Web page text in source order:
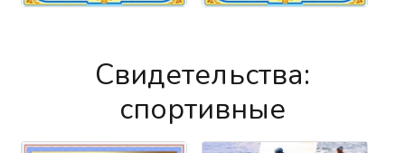
Свидетельства:
спортивные